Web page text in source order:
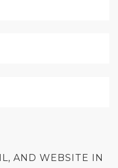
AND WEBSITE IN